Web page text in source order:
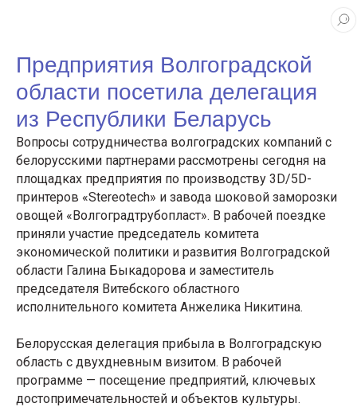
Предприятия Волгоградской
области посетила делегация
из Республики Беларусь
Вопросы сотрудничества волгоградских компаний с
белорусскими партнерами рассмотрены сегодня на
площадках предприятия по производству 3D/5D-
принтеров «Stereotech» и завода шоковой заморозки
овощей «Волгоградтрубопласт». В рабочей поездке
приняли участие председатель комитета
экономической политики и развития Волгоградской
области Галина Быкадорова и заместитель
председателя Витебского областного
исполнительного комитета Анжелика Никитина.
Белорусская делегация прибыла в Волгоградскую
область с двухдневным визитом. В рабочей
программе — посещение предприятий, ключевых
достопримечательностей и объектов культуры.